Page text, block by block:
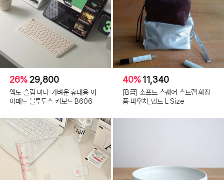
26% 29,800
엑토 슬림 미니 가벼운 휴대용 아
이패드 블루투스 키보드 B606
40%11,340
[B급] 소프트 스퀘어 스트랩 화장
품 파우치_민트 L Size